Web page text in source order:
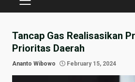
PRIMARY
Tancap Gas Realisasikan
Prioritas Daerah
Ananto Wibowo February 15, 2024